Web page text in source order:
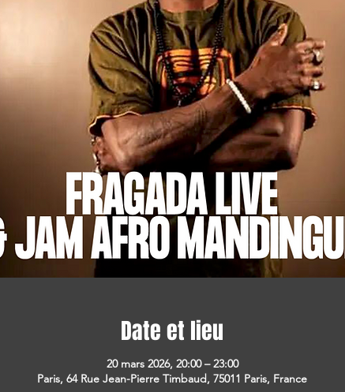
Date et lieu
20 mars 2026, 20:00 – 23:00
Paris, 64 Rue Jean-Pierre Timbaud, 75011 Paris, France